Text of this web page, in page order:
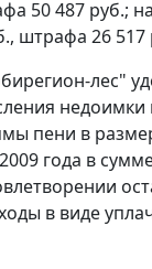
50 487 руб.;
штрафа 26 517
лес"
пени в
года в
в виде